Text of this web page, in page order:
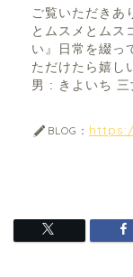
ご覧いただきあ
とムスメとムス
い』日常を綴っ
ただけたら嬉し
男 : きよいち
BLOG：